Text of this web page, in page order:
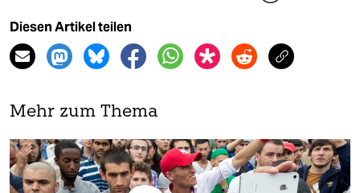
Diesen Artikel teilen
Mehr zum Thema